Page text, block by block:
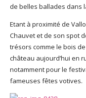
de belles ballades dans
Etant à proximité de
Chauvet et de son spot
trésors comme le bois
château aujourd’hui en
notamment pour le
fameuses fêtes votives.